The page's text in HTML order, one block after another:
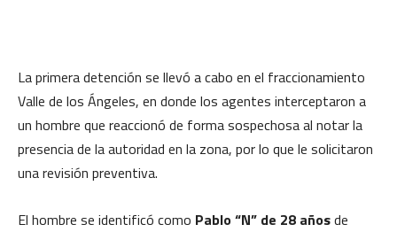
La primera detención se llevó a cabo en el fraccionamiento
Valle de los Ángeles, en donde los agentes interceptaron a
un hombre que reaccionó de forma sospechosa al notar la
presencia de la autoridad en la zona, por lo que le solicitaron
una revisión preventiva.
El hombre se identificó como Pablo “N” de 28 añosde